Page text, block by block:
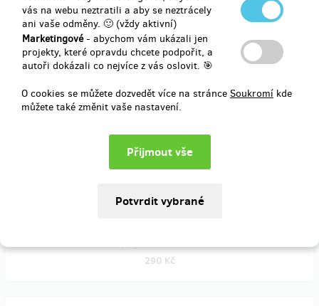
vás na webu neztratili a aby se neztrácely
ani vaše odměny. 🙂 (vždy aktivní)
Marketingové- abychom vám ukázali jen
projekty, které opravdu chcete podpořit, a
autoři dokázali co nejvíce z vás oslovit. 🎯
O cookies se můžete dozvedět více na stránce Soukromí kde
můžete také změnit vaše nastavení.
270 Kč
prodáno 4
a chytrých telefonů už moc "nefrčí". O to více ale potěší :-) a to
především když je z nějakého zvláštního místa. Už jste někdy dostali
pohled z polárního kruhu? Pokud ne, máte příležitost. Až tam
290 Kč